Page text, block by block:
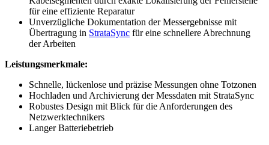
für eine effiziente Reparatur
Unverzügliche Dokumentation der Messergebnisse mit
Übertragung in StrataSync für eine schnellere Abrechnung
der Arbeiten
Leistungsmerkmale:
Schnelle, lückenlose und präzise Messungen ohne Totzonen
Hochladen und Archivierung der Messdaten mit StrataSync
Robustes Design mit Blick für die Anforderungen des
Netzwerktechnikers
Langer Batteriebetrieb